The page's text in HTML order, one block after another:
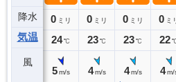
降水
気温
風
0ミリ
25℃
0 ミリ
24℃
5 m/s
0 ミリ
23℃
4 m/s
0 ミリ
23℃
4 m/s
0 ミ
22
4 m/